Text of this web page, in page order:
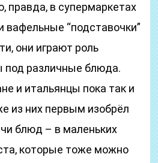
правда, в супермаркетах
вафельные “подставочки”
они играют роль
под различные блюда.
и итальянцы пока так и
из них первым изобрёл
блюд – в маленьких
которые тоже можно